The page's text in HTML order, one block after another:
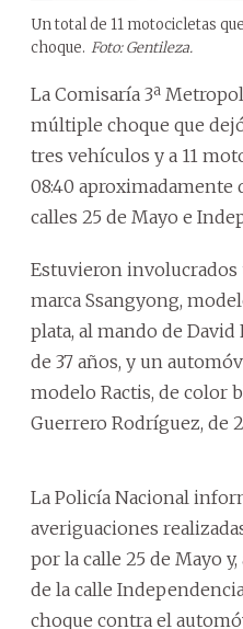
Un total de 11 motocicletas
choque. Foto: Gentileza.
La Comisaría 3ª
múltiple choque que
tres vehículos y a 11
08:40 aproximadamente
calles 25 de Mayo e
Estuvieron involucrados
marca Ssangyong,
plata, al mando de
de 37 años, y un
modelo Ractis, de color
Guerrero Rodríguez, de
La Policía Nacional
averiguaciones
por la calle 25 de Mayo
de la calle
choque contra el